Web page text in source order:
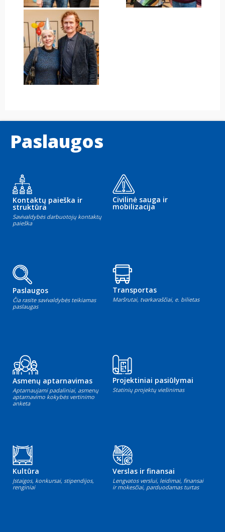
Paslaugos
Kontaktų paieška ir
struktūra
Savivaldybės darbuotojų kontaktų
paieška
Civilinė sauga ir
mobilizacija
Paslaugos
Čia rasite savivaldybės teikiamas
paslaugas
Transportas
Maršrutai, tvarkaraščiai, e. bilietas
Asmenų aptarnavimas
Aptarnaujami padaliniai, asmenų
aptarnavimo kokybės vertinimo
anketa
Projektiniai pasiūlymai
Statinių projektų viešinimas
Kultūra
Įstaigos, konkursai, stipendijos,
renginiai
Verslas ir finansai
Lengvatos verslui, leidimai, finansai
ir mokesčiai, parduodamas turtas